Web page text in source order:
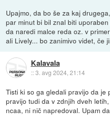
Upajmo, da bo še za kaj
par minut bi bil znal biti
da naredi malce reda oz. v
ali Lively... bo zanimivo videt, če
Kalavala
::3. avg 2024, 21:14
Tisti ki so ga gledali pravijo da
pravijo tudi da v zdnjih dveh
ncaa, ni nič napredoval. Upam